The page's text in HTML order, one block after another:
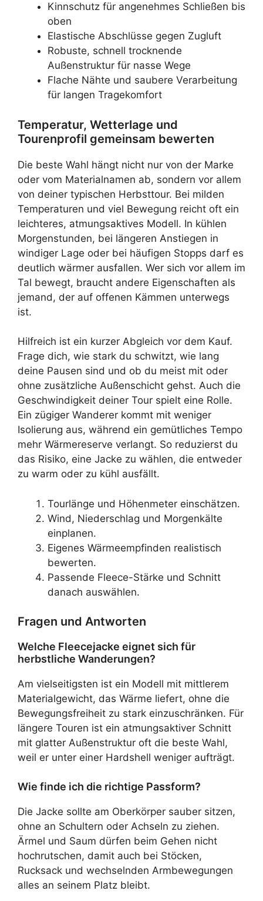
Kinnschutz für angenehmes Schließen bis
oben
Elastische Abschlüsse gegen Zugluft
Robuste, schnell trocknende
Außenstruktur für nasse Wege
Flache Nähte und saubere Verarbeitung
für langen Tragekomfort
Temperatur, Wetterlage und
Tourenprofil gemeinsam bewerten
Die beste Wahl hängt nicht nur von der Marke
oder vom Materialnamen ab, sondern vor allem
von deiner typischen Herbsttour. Bei milden
Temperaturen und viel Bewegung reicht oft ein
leichteres, atmungsaktives Modell. In kühlen
Morgenstunden, bei längeren Anstiegen in
windiger Lage oder bei häufigen Stopps darf es
deutlich wärmer ausfallen. Wer sich vor allem im
Tal bewegt, braucht andere Eigenschaften als
jemand, der auf offenen Kämmen unterwegs
ist.
Hilfreich ist ein kurzer Abgleich vor dem Kauf.
Frage dich, wie stark du schwitzt, wie lang
deine Pausen sind und ob du meist mit oder
ohne zusätzliche Außenschicht gehst. Auch die
Geschwindigkeit deiner Tour spielt eine Rolle.
Ein zügiger Wanderer kommt mit weniger
Isolierung aus, während ein gemütliches Tempo
mehr Wärmereserve verlangt. So reduzierst du
das Risiko, eine Jacke zu wählen, die entweder
zu warm oder zu kühl ausfällt.
Tourlänge und Höhenmeter einschätzen.
Wind, Niederschlag und Morgenkälte
einplanen.
Eigenes Wärmeempfinden realistisch
bewerten.
Passende Fleece-Stärke und Schnitt
danach auswählen.
Fragen und Antworten
Welche Fleecejacke eignet sich für
herbstliche Wanderungen?
Am vielseitigsten ist ein Modell mit mittlerem
Materialgewicht, das Wärme liefert, ohne die
Bewegungsfreiheit zu stark einzuschränken. Für
längere Touren ist ein atmungsaktiver Schnitt
mit glatter Außenstruktur oft die beste Wahl,
weil er unter einer Hardshell weniger aufträgt.
Wie finde ich die richtige Passform?
Die Jacke sollte am Oberkörper sauber sitzen,
ohne an Schultern oder Achseln zu ziehen.
Ärmel und Saum dürfen beim Gehen nicht
hochrutschen, damit auch bei Stöcken,
Rucksack und wechselnden Armbewegungen
alles an seinem Platz bleibt.